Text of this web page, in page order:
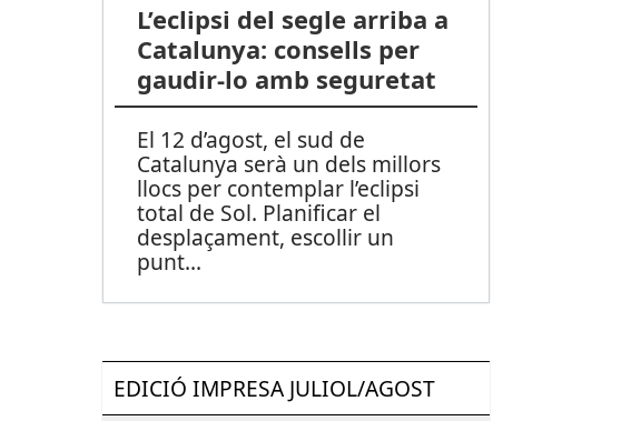
L’eclipsi del segle arriba a
Catalunya: consells per
gaudir-lo amb seguretat
El 12 d’agost, el sud de
Catalunya serà un dels millors
llocs per contemplar l’eclipsi
total de Sol. Planificar el
desplaçament, escollir un
punt...
EDICIÓ IMPRESA JULIOL/AGOST